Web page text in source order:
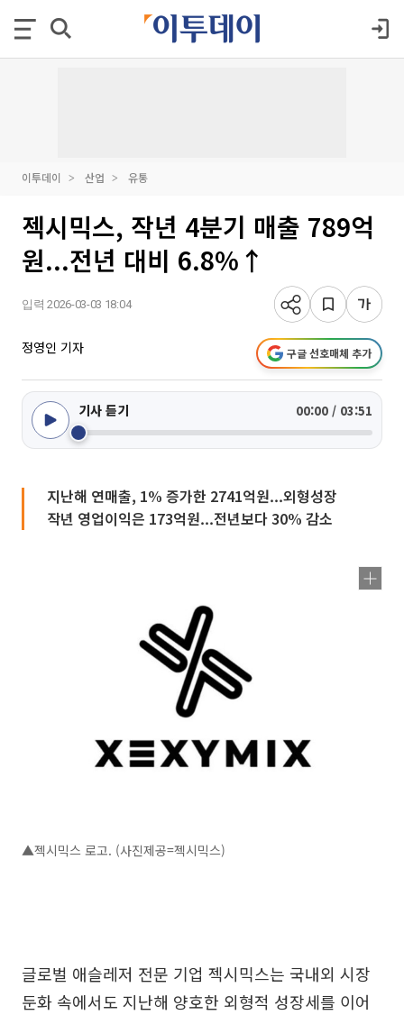
이투데이 산업 유통
젝시믹스, 작년 4분기 매출 789억
원...전년 대비 6.8%↑
입력 2026-03-03 18:04
정영인 기자 구글 선호매체 추가
기사 듣기 00:00 / 03:51
지난해 연매출, 1% 증가한 2741억원...외형성장
작년 영업이익은 173억원...전년보다 30% 감소
▲젝시믹스 로고. (사진제공=젝시믹스)
글로벌 애슬레저 전문 기업 젝시믹스는 국내외 시장
둔화 속에서도 지난해 양호한 외형적 성장세를 이어